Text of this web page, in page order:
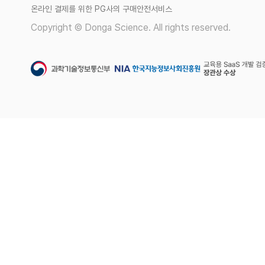
온라인 결제를 위한 PG사의 구매안전서비스
Copyright © Donga Science. All rights reserved.